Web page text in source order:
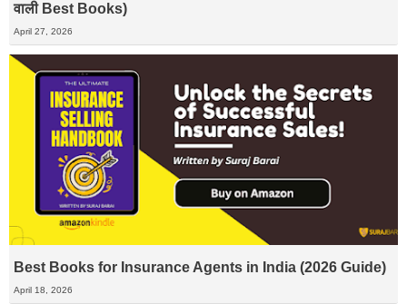
वाली Best Books)
April 27, 2026
Best Books for Insurance Agents in India (2026 Guide)
April 18, 2026